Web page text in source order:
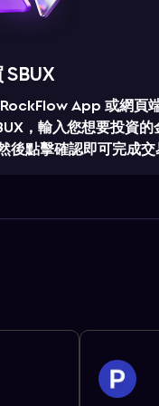
SBUX
App 或網頁
，輸入您想要投資的
後點擊確認即可完成交